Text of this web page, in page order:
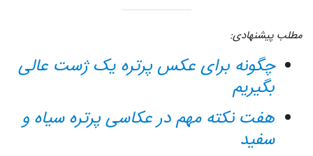
مطلب پیشنهادی:
چگونه برای عکس پرتره یک ژست عالی
بگیریم
هفت نکته مهم در عکاسی پرتره سیاه و
سفید